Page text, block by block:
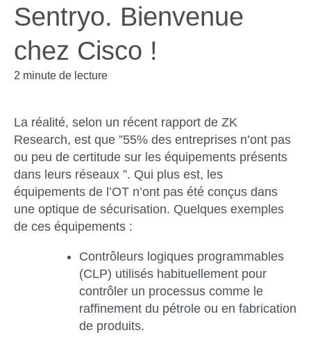
Sentryo. Bienvenue
chez Cisco !
2 minute de lecture
La réalité, selon un récent rapport de ZK
Research, est que ”55% des entreprises n’ont pas
ou peu de certitude sur les équipements présents
dans leurs réseaux ”. Qui plus est, les
équipements de l’OT n’ont pas été conçus dans
une optique de sécurisation. Quelques exemples
de ces équipements :
Contrôleurs logiques programmables
(CLP) utilisés habituellement pour
contrôler un processus comme le
raffinement du pétrole ou en fabrication
de produits.